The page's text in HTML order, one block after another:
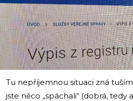
Tu nepříjemnou situaci zná
jste něco „spáchali“ (dobrá, tedy